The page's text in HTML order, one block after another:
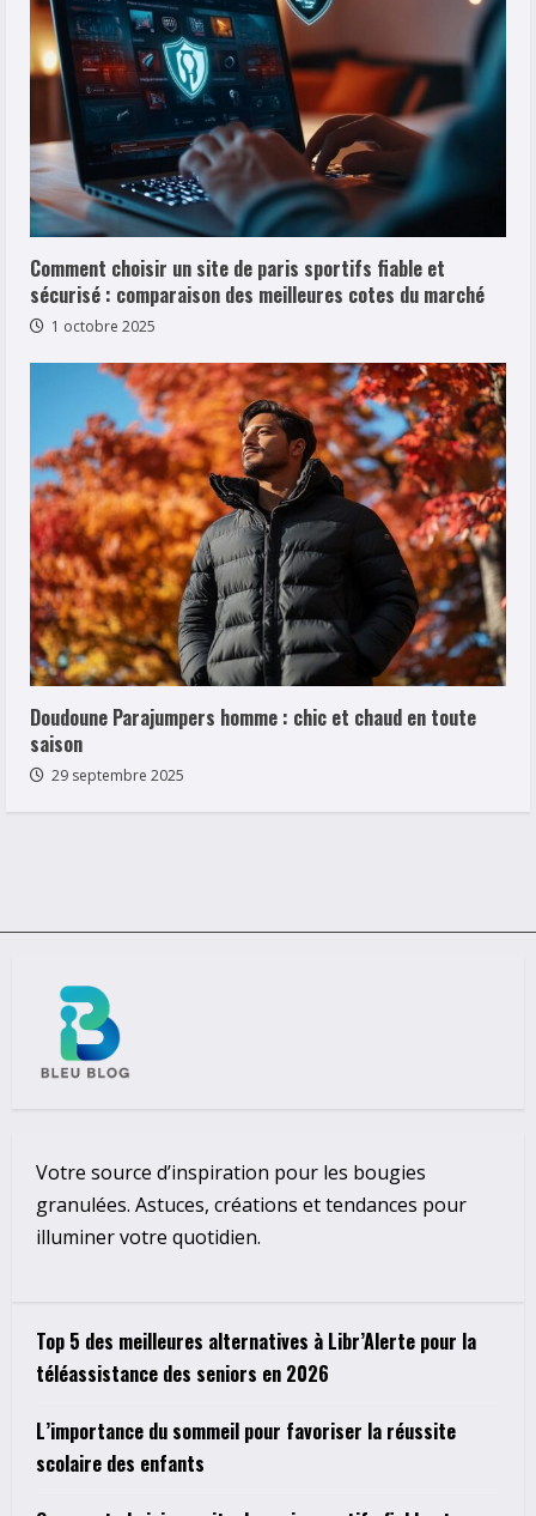
Comment choisir un site de paris sportifs fiable et
sécurisé : comparaison des meilleures cotes du marché
1 octobre 2025
Doudoune Parajumpers homme : chic et chaud en toute
saison
29 septembre 2025
Votre source d’inspiration pour les bougies
granulées. Astuces, créations et tendances pour
illuminer votre quotidien.
Top 5 des meilleures alternatives à Libr’Alerte pour la
téléassistance des seniors en 2026
L’importance du sommeil pour favoriser la réussite
scolaire des enfants